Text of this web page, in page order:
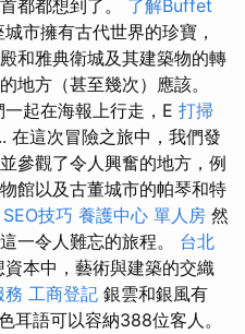
都都想到了。 了解Buffet
市擁有古代世界的珍寶，
和雅典衛城及其建築物的轉
地方（甚至幾次）應該。
一起在海報上行走，E 打掃
在這次冒險之旅中，我們發
參觀了令人興奮的地方，例
館以及古董城市的帕琴和特
技巧 養護中心 單人房 然
一令人難忘的旅程。 台北
本中，藝術與建築的交織
務 工商登記 銀雲和銀風有
耳語可以容納388位客人。